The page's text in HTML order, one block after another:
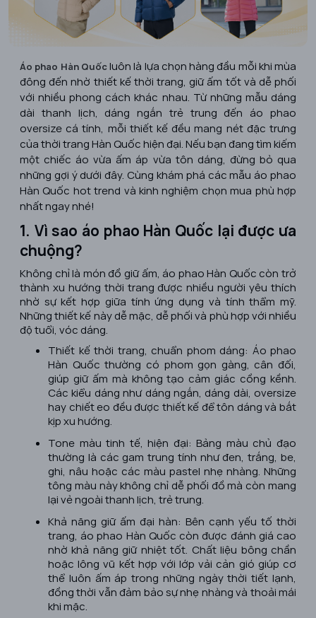
Áo phao Hàn Quốcluôn là lựa chọn hàng đầu mỗi khi mùa
đông đến nhờ thiết kế thời trang, giữ ấm tốt và dễ phối
với nhiều phong cách khác nhau. Từ những mẫu dáng
dài thanh lịch, dáng ngắn trẻ trung đến áo phao
oversize cá tính, mỗi thiết kế đều mang nét đặc trưng
của thời trang Hàn Quốc hiện đại. Nếu bạn đang tìm kiếm
một chiếc áo vừa ấm áp vừa tôn dáng, đừng bỏ qua
những gợi ý dưới đây. Cùng khám phá các mẫu áo phao
Hàn Quốc hot trend và kinh nghiệm chọn mua phù hợp
nhất ngay nhé!
1. Vì sao áo phao Hàn Quốc lại được ưa
chuộng?
Không chỉ là món đồ giữ ấm, áo phao Hàn Quốc còn trở
thành xu hướng thời trang được nhiều người yêu thích
nhờ sự kết hợp giữa tính ứng dụng và tính thẩm mỹ.
Những thiết kế này dễ mặc, dễ phối và phù hợp với nhiều
độ tuổi, vóc dáng.
Thiết kế thời trang, chuẩn phom dáng: Áo phao
Hàn Quốc thường có phom gọn gàng, cân đối,
giúp giữ ấm mà không tạo cảm giác cồng kềnh.
Các kiểu dáng như dáng ngắn, dáng dài, oversize
hay chiết eo đều được thiết kế để tôn dáng và bắt
kịp xu hướng.
Tone màu tinh tế, hiện đại: Bảng màu chủ đạo
thường là các gam trung tính như đen, trắng, be,
ghi, nâu hoặc các màu pastel nhẹ nhàng. Những
tông màu này không chỉ dễ phối đồ mà còn mang
lại vẻ ngoài thanh lịch, trẻ trung.
Khả năng giữ ấm đại hàn: Bên cạnh yếu tố thời
trang, áo phao Hàn Quốc còn được đánh giá cao
nhờ khả năng giữ nhiệt tốt. Chất liệu bông chần
hoặc lông vũ kết hợp với lớp vải cản gió giúp cơ
thể luôn ấm áp trong những ngày thời tiết lạnh,
đồng thời vẫn đảm bảo sự nhẹ nhàng và thoải mái
khi mặc.